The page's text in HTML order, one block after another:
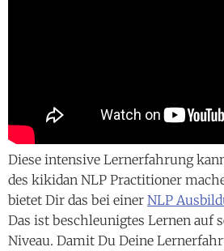
Diese intensive Lernerfahrung
des kikidan NLP Practitioner
bietet Dir das bei einer NLP
Das ist beschleunigtes Lernen auf
Niveau. Damit Du Deine